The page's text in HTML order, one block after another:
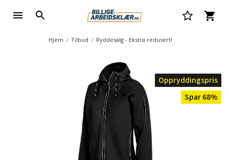
Hjem Tilbud Ryddesalg - Ekstra redusert!
Oppryddingspris
Spar 68%